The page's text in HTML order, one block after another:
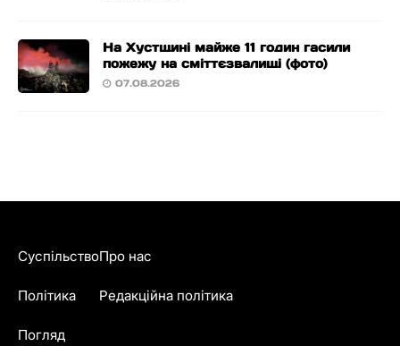
На Хустщині майже 11 годин гасили
пожежу на сміттєзвалищі (фото)
07.08.2026
Суспільство
Політика
Погляд
Про нас
Редакційна політика